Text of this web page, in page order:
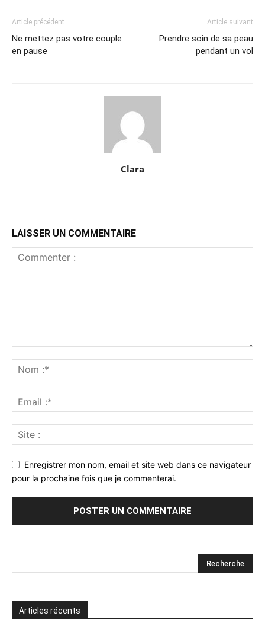
Article précédent
Ne mettez pas votre couple
en pause
Article suivant
Prendre soin de sa peau
pendant un vol
Clara
LAISSER UN COMMENTAIRE
Enregistrer mon nom, email et site web dans ce navigateur
pour la prochaine fois que je commenterai.
Articles récents